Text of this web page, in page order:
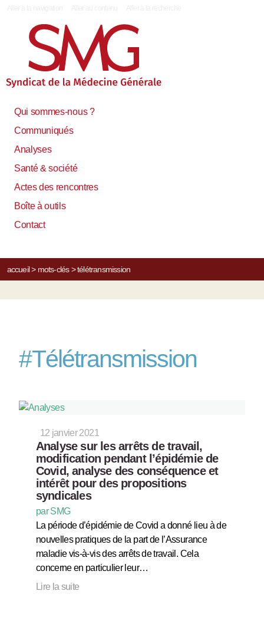
Qui sommes-nous ?
Communiqués
Analyses
Santé & société
Actes des rencontres
Boîte à outils
Contact
accueil> mots-clés> télétransmission
#Télétransmission
12 janvier 2021
Analyse sur les arrêts de travail,
modification pendant l’épidémie de
Covid, analyse des conséquence et
intérêt pour des propositions
syndicales
par SMG
La période d’épidémie de Covid a donné lieu à de
nouvelles pratiques de la part de l’Assurance
maladie vis-à-vis des arrêts de travail. Cela
concerne en particulier leur…
Lire la suite